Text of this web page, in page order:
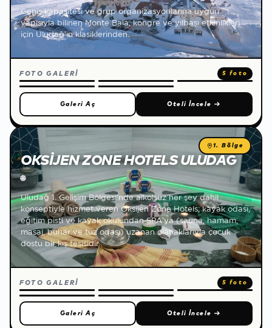
Geniş kapasitesi ve grup organizasyonlarına uygun
yapısıyla bilinen Monte Baia, kongre ve yılbaşı etkinlikleri
için Uludağ'ın klasiklerinden.
FOTO GALERİ 5 foto
Galeri Aç Oteli İncele →
1. Bölge
OKSIJEN ZONE HOTELS ULUDAĞ
🌐
Uludağ 1. Gelişim Bölgesi'nde alkolsüz her şey dahil
konseptiyle hizmet veren Oksijen Zone Hotels; kayak odası,
eğitim pisti ve kayak okulundan SPA'ya (sauna, hamam,
masaj, buhar ve tuz odası) uzanan olanaklarıyla çocuk
dostu bir kış tesisidir.
FOTO GALERİ 5 foto
Galeri Aç Oteli İncele →